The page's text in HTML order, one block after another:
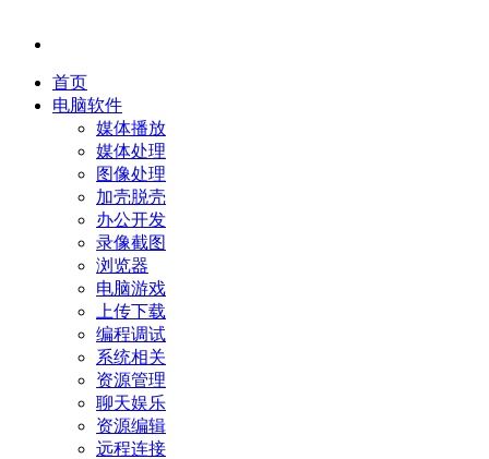
首页
电脑软件
媒体播放
媒体处理
图像处理
加壳脱壳
办公开发
录像截图
浏览器
电脑游戏
上传下载
编程调试
系统相关
资源管理
聊天娱乐
资源编辑
远程连接